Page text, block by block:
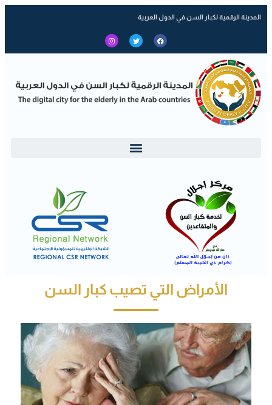
المدينة الرقمية لكبار السن في الدول العربية
الأمراض التي تصيب كبار السن